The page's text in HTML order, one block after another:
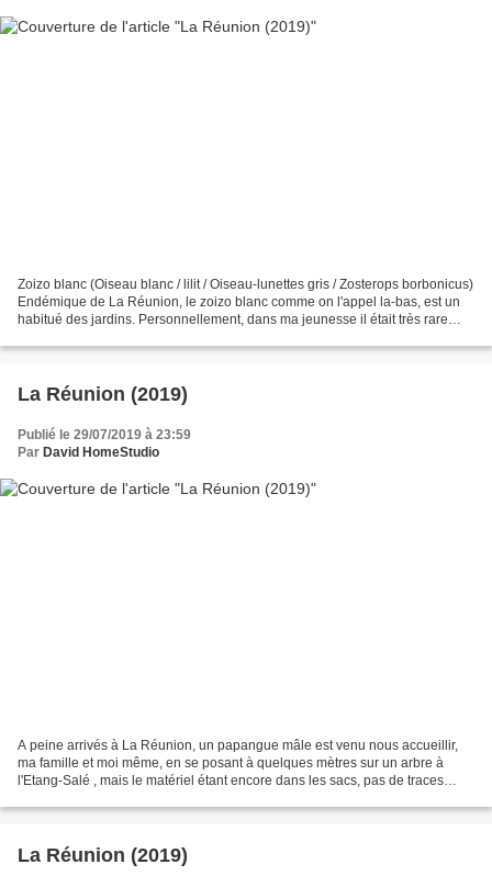
Zoizo blanc (Oiseau blanc / lilit / Oiseau-lunettes gris / Zosterops borbonicus)
Endémique de La Réunion, le zoizo blanc comme on l'appel la-bas, est un
habitué des jardins. Personnellement, dans ma jeunesse il était très rare
La Réunion (2019)
Publié le 29/07/2019 à 23:59
Par David HomeStudio
A peine arrivés à La Réunion, un papangue mâle est venu nous accueillir,
ma famille et moi même, en se posant à quelques mètres sur un arbre à
l'Etang-Salé , mais le matériel étant encore dans les sacs, pas de traces
La Réunion (2019)